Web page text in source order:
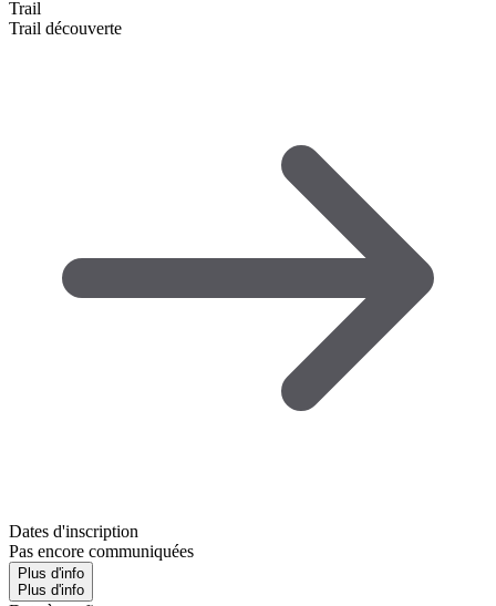
Trail
Trail découverte
Dates d'inscription
Pas encore communiquées
Plus d'info
Plus d'info